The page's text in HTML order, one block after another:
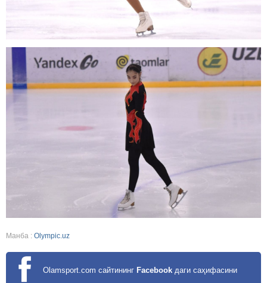
Манба : Olympic.uz
Olamsport.com сайтининг Facebook даги саҳифасини